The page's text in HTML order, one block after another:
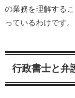
の業務を理解する
っているわけです。
行政書士と弁